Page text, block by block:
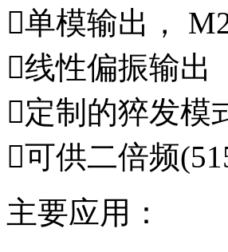
单模输出，
线性偏振输出
定制的猝发模
可供二倍频
主要应用：